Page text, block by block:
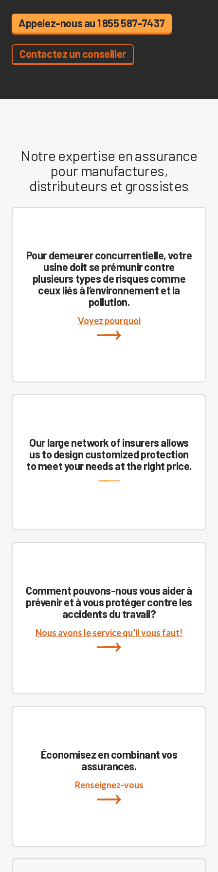
Appelez-nous au 1 855 587-7437
Contactez un conseiller
Notre expertise en assurance
pour manufactures,
distributeurs et grossistes
Pour demeurer concurrentielle, votre
usine doit se prémunir contre
plusieurs types de risques comme
ceux liés à l’environnement et la
pollution.
Voyez pourquoi
Our large network of insurers allows
us to design customized protection
to meet your needs at the right price.
Comment pouvons-nous vous aider à
prévenir et à vous protéger contre les
accidents du travail?
Nous avons le service qu’il vous faut!
Économisez en combinant vos
assurances.
Renseignez-vous